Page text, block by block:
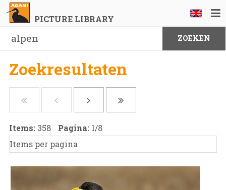
PICTURE LIBRARY
Zoekresultaten
Items: 358 Pagina: 1/8